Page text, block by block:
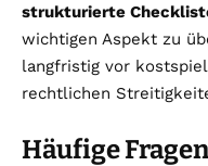
strukturierte
wichtigen Aspekt zu
langfristig vor
rechtlichen
Häufige